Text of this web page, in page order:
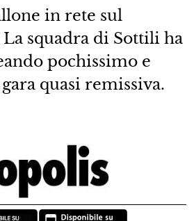
in rete sul
La squadra di Sottili ha
pochissimo e
quasi remissiva.